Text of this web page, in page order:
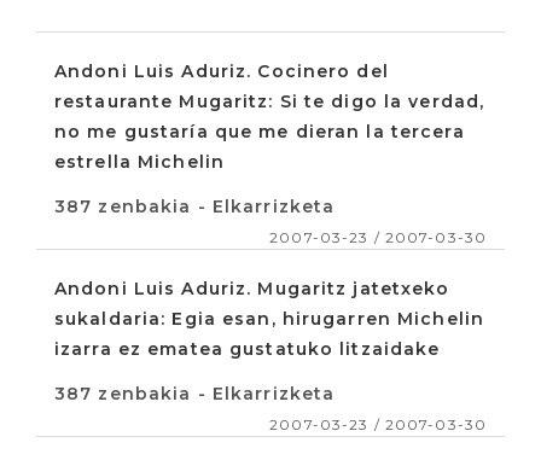
Andoni Luis Aduriz. Cocinero del
restaurante Mugaritz: Si te digo la verdad,
no me gustaría que me dieran la tercera
estrella Michelin
387 zenbakia - Elkarrizketa
2007-03-23 / 2007-03-30
Andoni Luis Aduriz. Mugaritz jatetxeko
sukaldaria: Egia esan, hirugarren Michelin
izarra ez ematea gustatuko litzaidake
387 zenbakia - Elkarrizketa
2007-03-23 / 2007-03-30